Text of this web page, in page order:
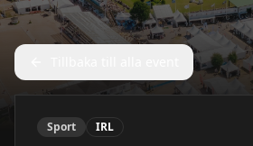
Sport IRL